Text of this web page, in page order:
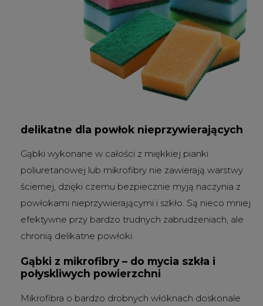
delikatne dla powłok nieprzywierających
Gąbki wykonane w całości z miękkiej pianki
poliuretanowej lub mikrofibry nie zawierają warstwy
ściernej, dzięki czemu bezpiecznie myją naczynia z
powłokami nieprzywierającymi i szkło. Są nieco mniej
efektywne przy bardzo trudnych zabrudzeniach, ale
chronią delikatne powłoki.
Gąbki z mikrofibry – do mycia szkła i
połyskliwych powierzchni
Mikrofibra o bardzo drobnych włóknach doskonale